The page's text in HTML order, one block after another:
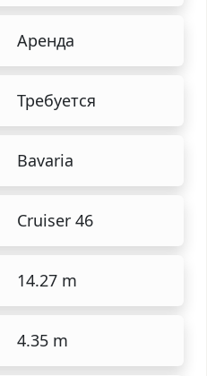
Аренда
Требуется
Bavaria
Cruiser 46
14.27 m
4.35 m